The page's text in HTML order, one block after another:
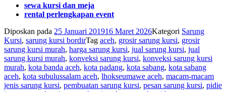
sewa kursi dan meja
rental perlengkapan event
Diposkan pada 25 Januari 201916 Maret 2026Kategori Sarung
Kursi, sarung kursi bordirTag aceh, grosir sarung kursi, grosir
sarung kursi murah, harga sarung kursi, jual sarung kursi, jual
sarung kursi murah, konveksi sarung kursi, konveksi sarung kursi
murah, kota banda aceh, kota padang, kota sabang, kota sabang
aceh, kota subulussalam aceh, lhokseumawe aceh, macam-macam
jenis sarung kursi, pembuatan sarung kursi, pesan sarung kursi, pidie